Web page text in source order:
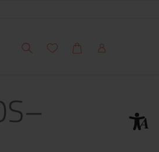
Suche Meine Wunschliste
WarenkorbMein Account